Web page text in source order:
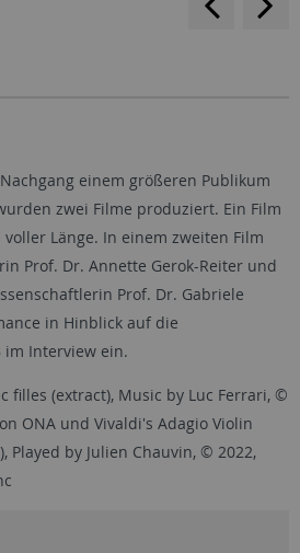
blättern
einem größeren Publikum
zwei Filme produziert. Ein Film
Länge. In einem zweiten Film
Prof. Dr. Annette Gerok-Reiter und
Prof. Dr. Gabriele
in Hinblick auf die
im Interview ein.
filles (extract), Music by Luc Ferrari, ©
ONA und Vivaldi's Adagio Violin
Played by Julien Chauvin, © 2022,